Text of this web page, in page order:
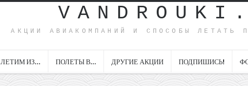
АКЦИИ АВИАКОМПАНИЙ И СПОСОБЫ ЛЕТАТЬ
ЛЕТИМ ИЗ… ПОЛЕТЫ В… ДРУГИЕ АКЦИИ ПОДПИШИСЬ!